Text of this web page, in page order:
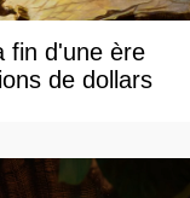
fin d'une ère
de dollars